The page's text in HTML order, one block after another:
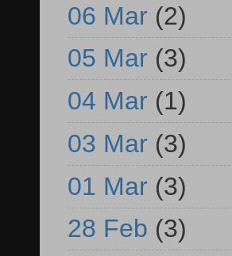
06 Mar (2)
05 Mar (3)
04 Mar (1)
03 Mar (3)
01 Mar (3)
28 Feb (3)